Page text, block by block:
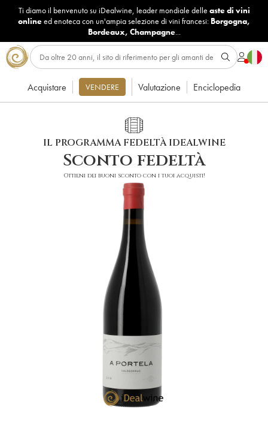
Ti diamo il benvenuto su iDealwine, leader mondiale delle aste di vini
onlineed enoteca con un'ampia selezione di vini francesi: Borgogna,
Bordeaux, Champagne...
Acquistare VENDERE Valutazione Enciclopedia
IL PROGRAMMA FEDELTÀ IDEALWINE
Sconto fedeltà
Ottieni dei buoni sconto con i tuoi acquisti!